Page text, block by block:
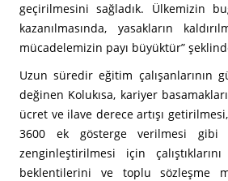
geçirilmesini sağladık. Ülkemizin
kazanılmasında, yasakların
mücadelemizin payı büyüktür”
Uzun süredir eğitim çalışanlarının
değinen Kolukısa, kariyer
ücret ve ilave derece artışı
3600 ek gösterge verilmesi
zenginleştirilmesi için
beklentilerini ve toplu sözleşme